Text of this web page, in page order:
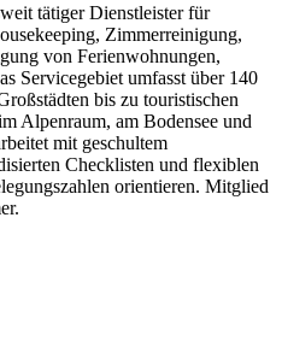
tätiger Dienstleister für
Zimmerreinigung,
von Ferienwohnungen,
Servicegebiet umfasst über 140
bis zu touristischen
Alpenraum, am Bodensee und
mit geschultem
Checklisten und flexiblen
orientieren. Mitglied